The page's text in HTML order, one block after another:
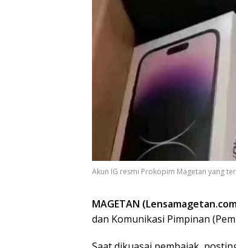
Akun IG resmi Prokopim Magetan yang
MAGETAN
dan Komunikasi Pimpinan